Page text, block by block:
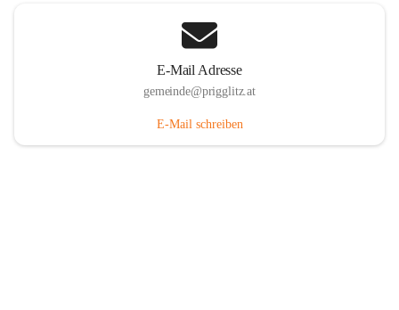
E-Mail Adresse
gemeinde@prigglitz.at
E-Mail schreiben